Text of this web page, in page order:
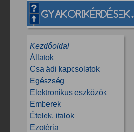
Kezdőoldal
Állatok
Családi kapcsolatok
Egészség
Elektronikus eszközök
Emberek
Ételek, italok
Ezotéria